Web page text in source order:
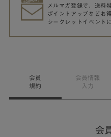
メルマガ登録で、送料
ポイントアップなどお
シークレットイベント
会員
規約
会員情報
入力
会